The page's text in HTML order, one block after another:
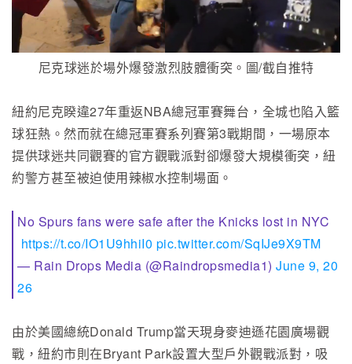
尼克球迷於場外爆發激烈肢體衝突。圖/截自推特
紐約尼克睽違27年重返NBA總冠軍賽舞台，全城也陷入籃
球狂熱。然而就在總冠軍賽系列賽第3戰期間，一場原本
提供球迷共同觀賽的官方觀戰派對卻爆發大規模衝突，紐
約警方甚至被迫使用辣椒水控制場面。
No Spurs fans were safe after the Knicks lost in NYC
https://t.co/IO1U9hhiI0 pic.twitter.com/SqIJe9X9TM
— Rain Drops Media (@Raindropsmedia1) June 9, 20
26
由於美國總統Donald Trump當天現身麥迪遜花園廣場觀
戰，紐約市則在Bryant Park設置大型戶外觀戰派對，吸